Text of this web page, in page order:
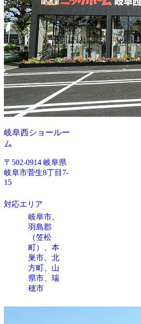
岐阜西ショールー
ム
〒502-0914 岐阜県
岐阜市菅生8丁目7-
15
対応エリア
岐阜市、
羽島郡
（笠松
町）、本
巣市、北
方町、山
県市、瑞
穂市